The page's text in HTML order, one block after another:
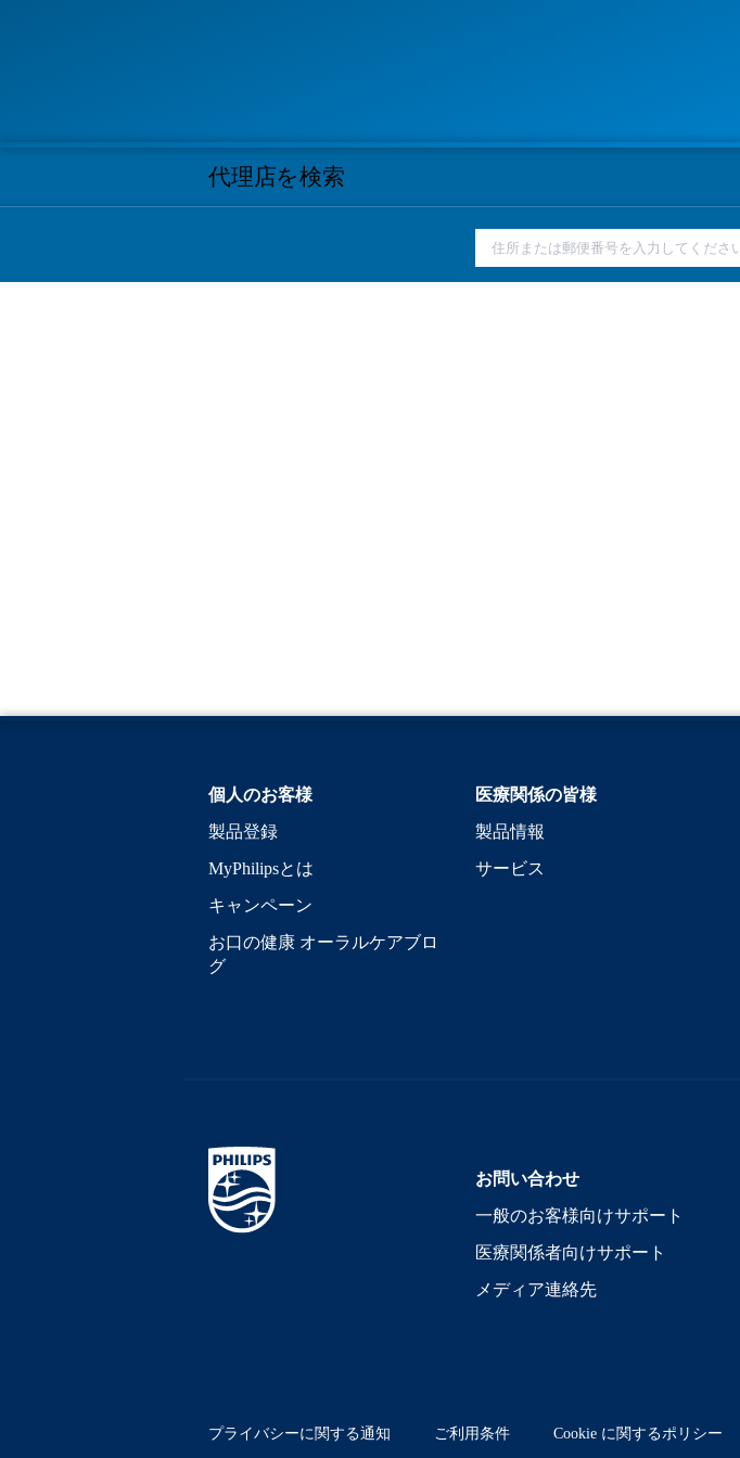
代理店を検索
個人のお客様
製品登録
MyPhilipsとは
キャンペーン
お口の健康 オーラルケアブロ
グ
医療関係の皆様
製品情報
サービス
お問い合わせ
一般のお客様向けサポート
医療関係者向けサポート
メディア連絡先
プライバシーに関する通知 ご利用条件 Cookie に関するポリシー